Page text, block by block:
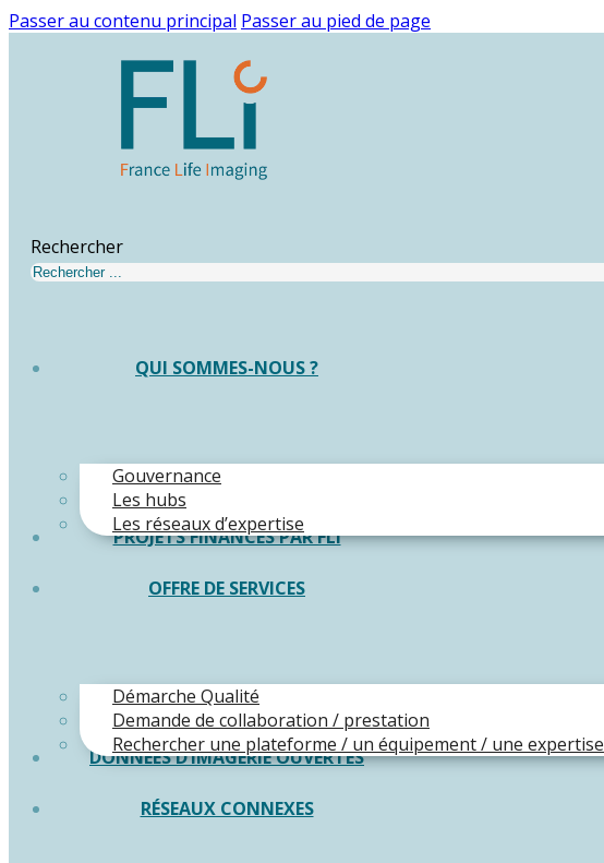
Passer au contenu principal Passer au pied de page
Rechercher
QUI SOMMES-NOUS ?
Gouvernance
Les hubs
Les réseaux d’expertise
PROJETS FINANCÉS PAR FLI
OFFRE DE SERVICES
Démarche Qualité
Demande de collaboration / prestation
Rechercher une plateforme / un équipement / une expertise
DONNÉES D’IMAGERIE OUVERTES
RÉSEAUX CONNEXES